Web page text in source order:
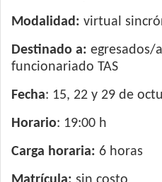
Modalidad: virtual
Destinado a: egresados/
funcionariado TAS
Fecha: 15, 22 y 29 de
Horario: 19:00 h
Carga horaria: 6 horas